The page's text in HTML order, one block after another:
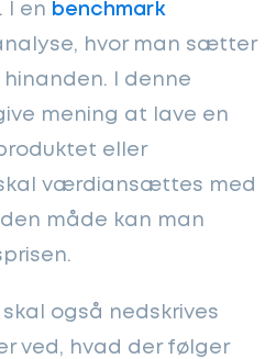
. I en benchmark
hvor man sætter
I denne
mening at lave en
eller
værdiansættes med
måde kan man
også nedskrives
ved, hvad der følger